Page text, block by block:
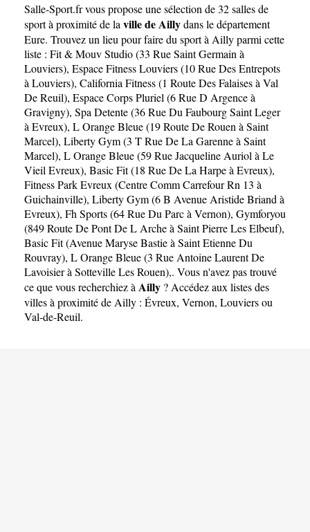
Salle-Sport.frvous propose une sélection de 32 salles de
sport à proximité de la ville de Aillydans le département
Eure. Trouvez un lieu pour faire du sport à Ailly parmi cette
liste : Fit & Mouv Studio (33 Rue Saint Germain à
Louviers), Espace Fitness Louviers (10 Rue Des Entrepots
à Louviers), California Fitness (1 Route Des Falaises à Val
De Reuil), Espace Corps Pluriel (6 Rue D Argence à
Gravigny), Spa Detente (36 Rue Du Faubourg Saint Leger
à Evreux), L Orange Bleue (19 Route De Rouen à Saint
Marcel), Liberty Gym (3 T Rue De La Garenne à Saint
Marcel), L Orange Bleue (59 Rue Jacqueline Auriol à Le
Vieil Evreux), Basic Fit (18 Rue De La Harpe à Evreux),
Fitness Park Evreux (Centre Comm Carrefour Rn 13 à
Guichainville), Liberty Gym (6 B Avenue Aristide Briand à
Evreux), Fh Sports (64 Rue Du Parc à Vernon), Gymforyou
(849 Route De Pont De L Arche à Saint Pierre Les Elbeuf),
Basic Fit (Avenue Maryse Bastie à Saint Etienne Du
Rouvray), L Orange Bleue (3 Rue Antoine Laurent De
Lavoisier à Sotteville Les Rouen),. Vous n'avez pas trouvé
ce que vous recherchiez à Ailly ? Accédez aux listes des
villes à proximité de Ailly : Évreux, Vernon, Louviersou
Val-de-Reuil.